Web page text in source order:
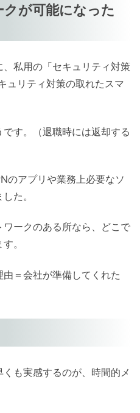
が可能になった
私用の「セキュリティ対策
ュリティ対策の取れたスマ
す。（退職時には返却する
のアプリや業務上必要なソ
た。
ークのある所なら、どこで
。
＝会社が準備してくれた
も実感するのが、時間的メ